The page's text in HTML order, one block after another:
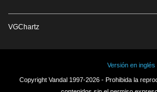
VGChartz
Versión en inglés
Copyright Vandal 1997-2026 - Prohibida la